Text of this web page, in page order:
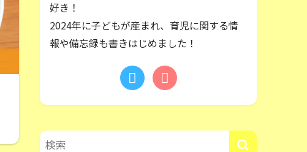
好き！
2024年に子どもが産まれ、育児に関する情
報や備忘録も書きはじめました！